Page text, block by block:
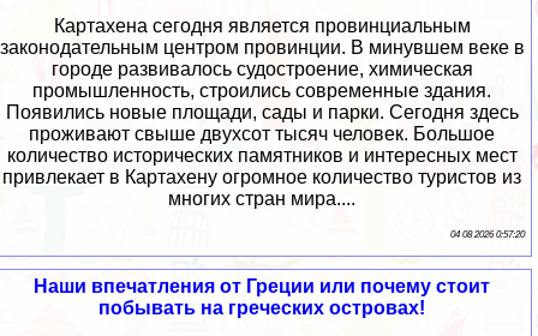
Картахена сегодня является провинциальным
законодательным центром провинции. В минувшем веке в
городе развивалось судостроение, химическая
промышленность, строились современные здания.
Появились новые площади, сады и парки. Сегодня здесь
проживают свыше двухсот тысяч человек. Большое
количество исторических памятников и интересных мест
привлекает в Картахену огромное количество туристов из
многих стран мира....
04 08 2026 0:57:20
Наши впечатления от Греции или почему стоит
побывать на греческих островах!